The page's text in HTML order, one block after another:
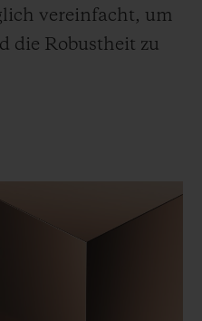
vereinfacht, um
die Robustheit zu